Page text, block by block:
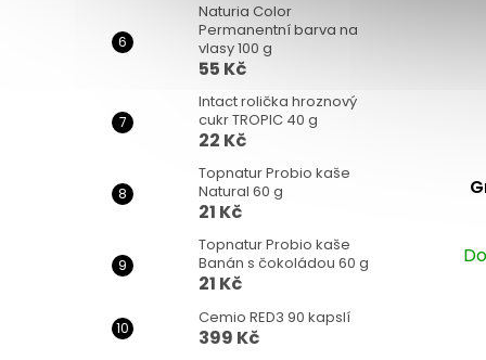
Naturia Color
Permanentní barva na
vlasy 100 g
55 Kč
Intact rolička hroznový
cukr TROPIC 40 g
22 Kč
Topnatur Probio kaše
Natural 60 g
21 Kč
Topnatur Probio kaše
Banán s čokoládou 60 g
21 Kč
Cemio RED3 90 kapslí
399 Kč